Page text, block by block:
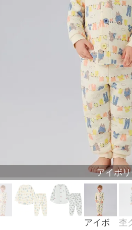
アイボ
アイボ 杢